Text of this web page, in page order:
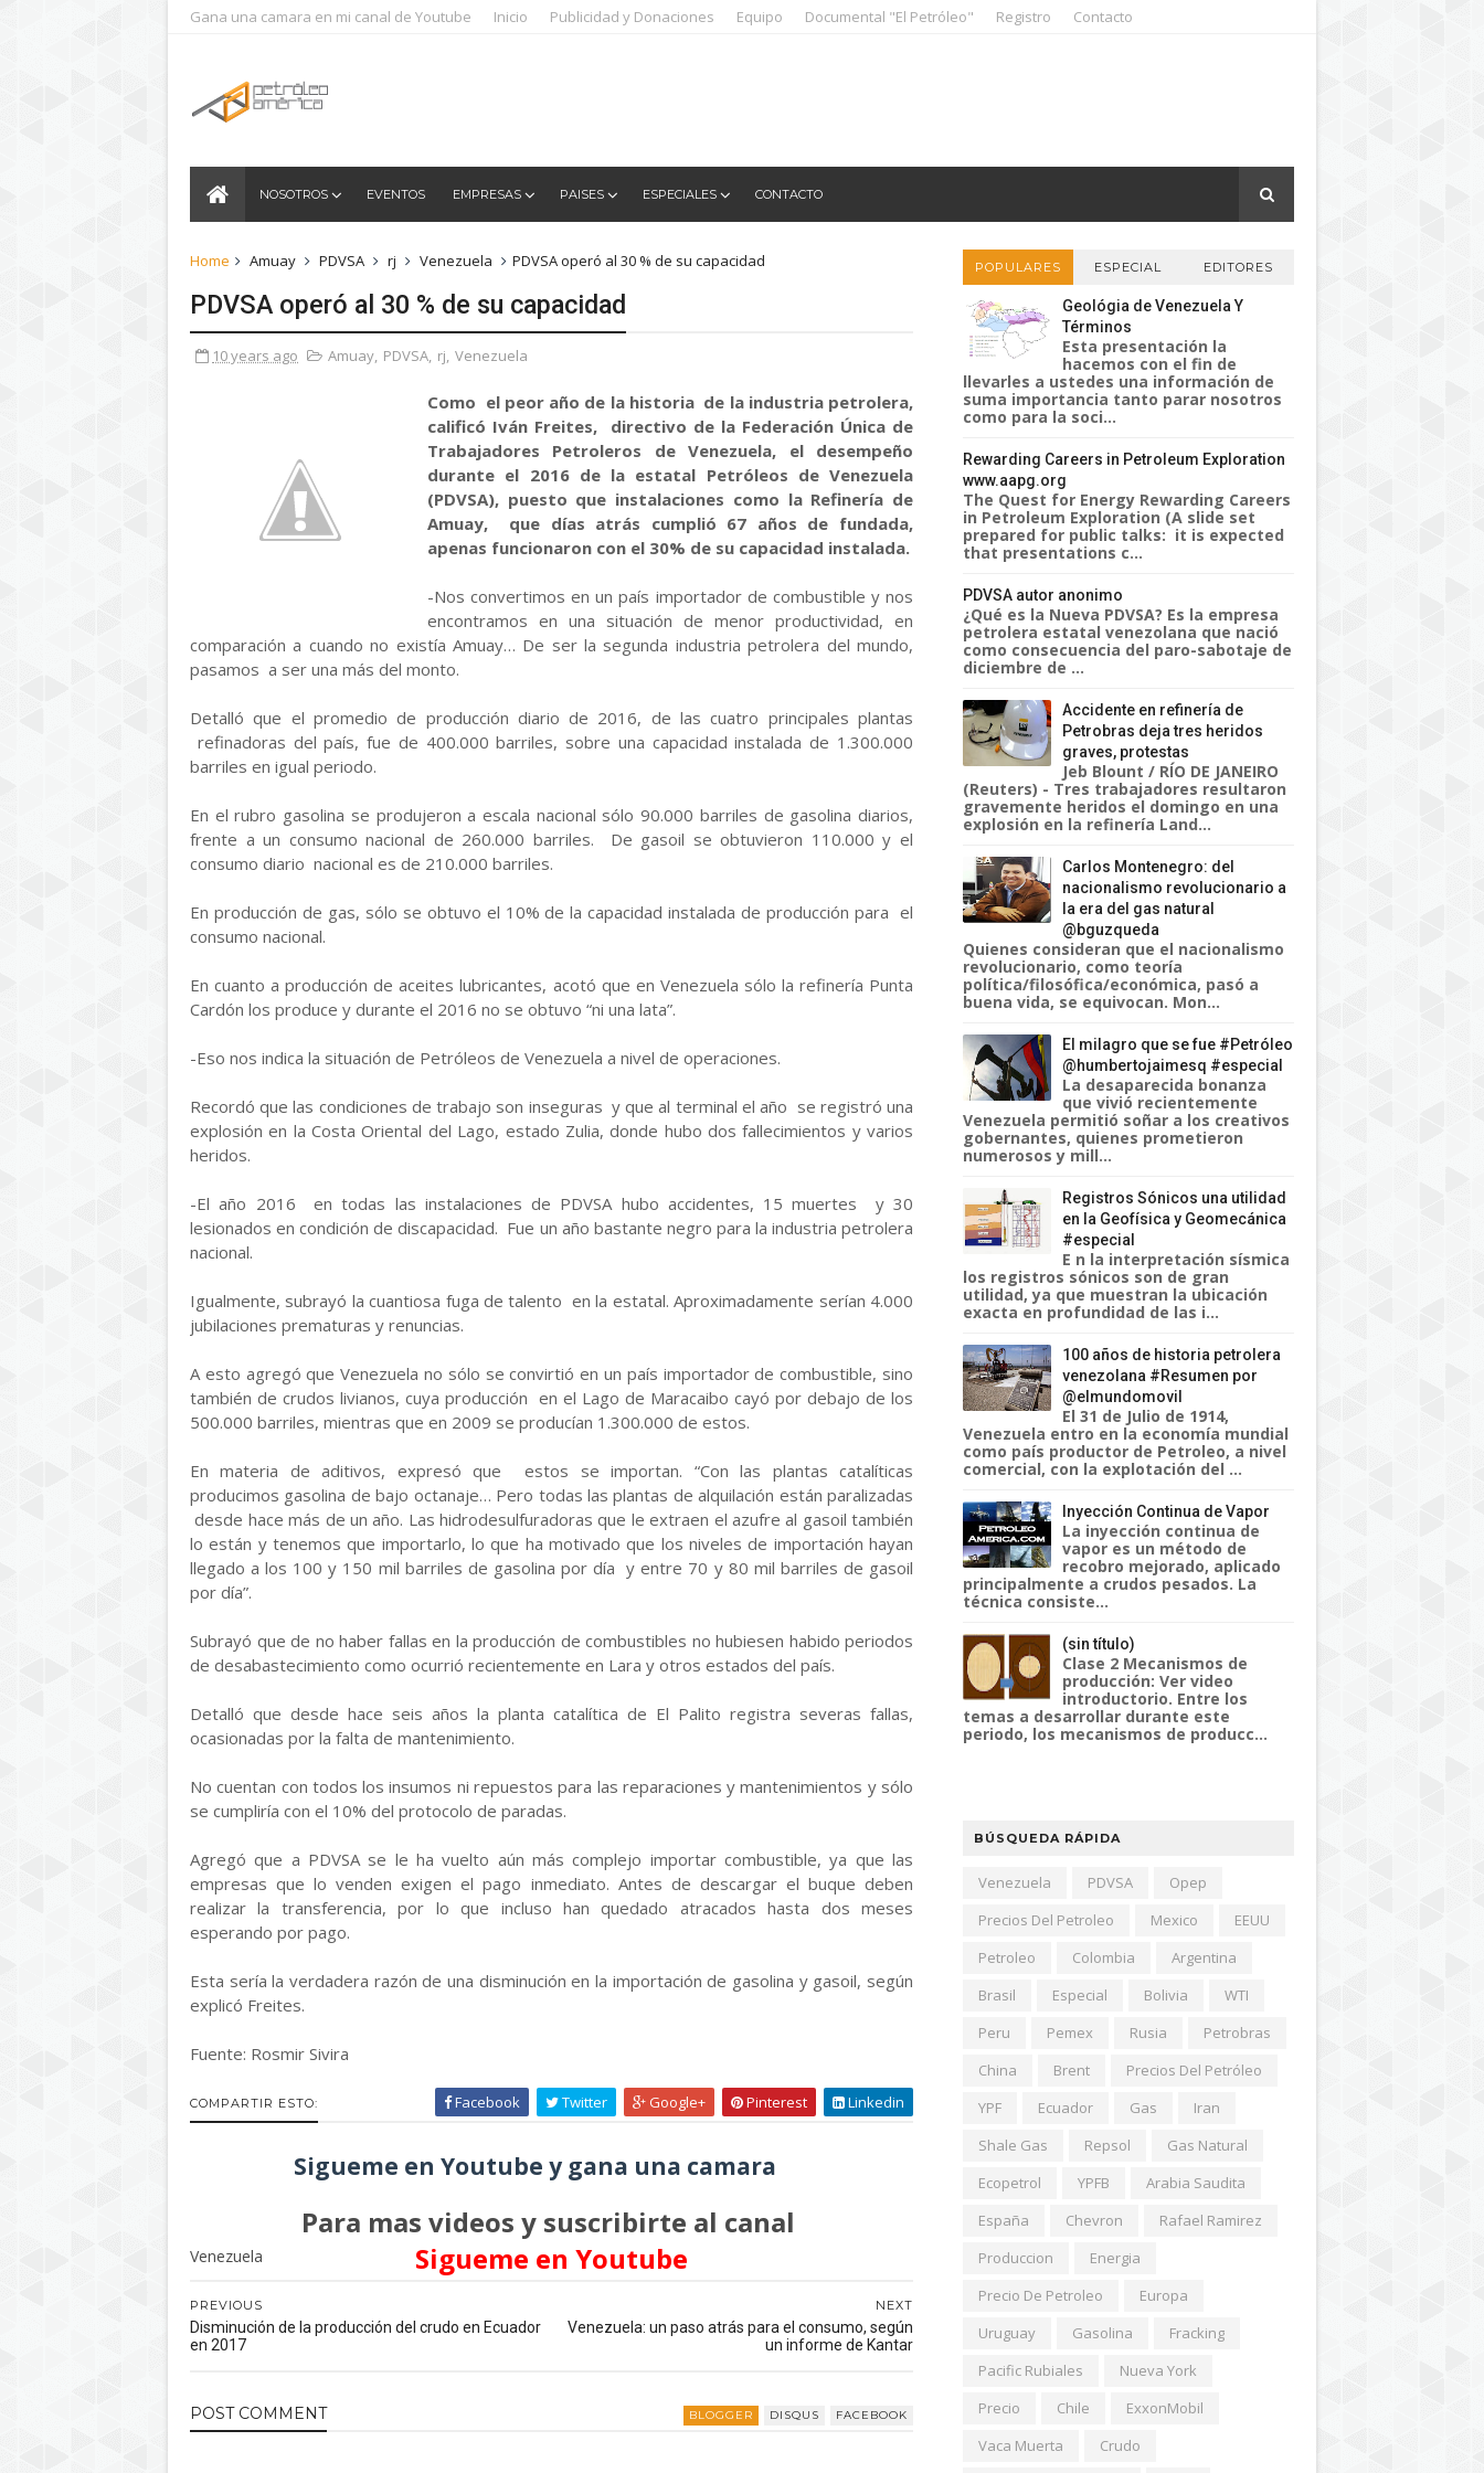
Gana una camara en mi canal de Youtube Inicio Publicidad y Donaciones Equipo Documental "El Petróleo" Registro Contacto
NOSOTROS EVENTOS EMPRESAS PAISES ESPECIALES CONTACTO
Home Amuay PDVSA rj Venezuela PDVSA operó al 30 % de su capacidad
PDVSA operó al 30 % de su capacidad
10 years ago Amuay, PDVSA, rj, Venezuela
Como el peor año de la historia de la industria petrolera,
calificó Iván Freites, directivo de la Federación Única de
Trabajadores Petroleros de Venezuela, el desempeño
durante el 2016 de la estatal Petróleos de Venezuela
(PDVSA), puesto que instalaciones como la Refinería de
Amuay, que días atrás cumplió 67 años de fundada,
apenas funcionaron con el 30% de su capacidad instalada.
-Nos convertimos en un país importador de combustible y nos
encontramos en una situación de menor productividad, en
comparación a cuando no existía Amuay… De ser la segunda industria petrolera del mundo,
pasamos a ser una más del monto.
Detalló que el promedio de producción diario de 2016, de las cuatro principales plantas
refinadoras del país, fue de 400.000 barriles, sobre una capacidad instalada de 1.300.000
barriles en igual periodo.
En el rubro gasolina se produjeron a escala nacional sólo 90.000 barriles de gasolina diarios,
frente a un consumo nacional de 260.000 barriles. De gasoil se obtuvieron 110.000 y el
consumo diario nacional es de 210.000 barriles.
En producción de gas, sólo se obtuvo el 10% de la capacidad instalada de producción para el
consumo nacional.
En cuanto a producción de aceites lubricantes, acotó que en Venezuela sólo la refinería Punta
Cardón los produce y durante el 2016 no se obtuvo “ni una lata”.
-Eso nos indica la situación de Petróleos de Venezuela a nivel de operaciones.
Recordó que las condiciones de trabajo son inseguras y que al terminal el año se registró una
explosión en la Costa Oriental del Lago, estado Zulia, donde hubo dos fallecimientos y varios
heridos.
-El año 2016 en todas las instalaciones de PDVSA hubo accidentes, 15 muertes y 30
lesionados en condición de discapacidad. Fue un año bastante negro para la industria petrolera
nacional.
Igualmente, subrayó la cuantiosa fuga de talento en la estatal. Aproximadamente serían 4.000
jubilaciones prematuras y renuncias.
A esto agregó que Venezuela no sólo se convirtió en un país importador de combustible, sino
también de crudos livianos, cuya producción en el Lago de Maracaibo cayó por debajo de los
500.000 barriles, mientras que en 2009 se producían 1.300.000 de estos.
En materia de aditivos, expresó que estos se importan. “Con las plantas catalíticas
producimos gasolina de bajo octanaje… Pero todas las plantas de alquilación están paralizadas
desde hace más de un año. Las hidrodesulfuradoras que le extraen el azufre al gasoil también
lo están y tenemos que importarlo, lo que ha motivado que los niveles de importación hayan
llegado a los 100 y 150 mil barriles de gasolina por día y entre 70 y 80 mil barriles de gasoil
por día”.
Subrayó que de no haber fallas en la producción de combustibles no hubiesen habido periodos
de desabastecimiento como ocurrió recientemente en Lara y otros estados del país.
Detalló que desde hace seis años la planta catalítica de El Palito registra severas fallas,
ocasionadas por la falta de mantenimiento.
No cuentan con todos los insumos ni repuestos para las reparaciones y mantenimientos y sólo
se cumpliría con el 10% del protocolo de paradas.
Agregó que a PDVSA se le ha vuelto aún más complejo importar combustible, ya que las
empresas que lo venden exigen el pago inmediato. Antes de descargar el buque deben
realizar la transferencia, por lo que incluso han quedado atracados hasta dos meses
esperando por pago.
Esta sería la verdadera razón de una disminución en la importación de gasolina y gasoil, según
explicó Freites.
Fuente: Rosmir Sivira
COMPARTIR ESTO: Facebook Twitter Google+ Pinterest Linkedin
Sigueme en Youtube y gana una camara
Para mas videos y suscribirte al canal
Sigueme en Youtube
Venezuela
NEXT
Venezuela: un paso atrás para el consumo, según
un informe de Kantar
PREVIOUS
Disminución de la producción del crudo en Ecuador
en 2017
POST COMMENT BLOGGER DISQUS FACEBOOK
POPULARES ESPECIAL EDITORES
Geológia de Venezuela Y
Términos
Esta presentación la
hacemos con el fin de
llevarles a ustedes una información de
suma importancia tanto parar nosotros
como para la soci...
Rewarding Careers in Petroleum Exploration
www.aapg.org
The Quest for Energy Rewarding Careers
in Petroleum Exploration (A slide set
prepared for public talks: it is expected
that presentations c...
PDVSA autor anonimo
¿Qué es la Nueva PDVSA? Es la empresa
petrolera estatal venezolana que nació
como consecuencia del paro-sabotaje de
diciembre de ...
Accidente en refinería de
Petrobras deja tres heridos
graves, protestas
Jeb Blount / RÍO DE JANEIRO
(Reuters) - Tres trabajadores resultaron
gravemente heridos el domingo en una
explosión en la refinería Land...
Carlos Montenegro: del
nacionalismo revolucionario a
la era del gas natural
@bguzqueda
Quienes consideran que el nacionalismo
revolucionario, como teoría
política/filosófica/económica, pasó a
buena vida, se equivocan. Mon...
El milagro que se fue #Petróleo
@humbertojaimesq #especial
La desaparecida bonanza
que vivió recientemente
Venezuela permitió soñar a los creativos
gobernantes, quienes prometieron
numerosos y mill...
Registros Sónicos una utilidad
en la Geofísica y Geomecánica
#especial
E n la interpretación sísmica
los registros sónicos son de gran
utilidad, ya que muestran la ubicación
exacta en profundidad de las i...
100 años de historia petrolera
venezolana #Resumen por
@elmundomovil
El 31 de Julio de 1914,
Venezuela entro en la economía mundial
como país productor de Petroleo, a nivel
comercial, con la explotación del ...
Inyección Continua de Vapor
La inyección continua de
vapor es un método de
recobro mejorado, aplicado
principalmente a crudos pesados. La
técnica consiste...
(sin título)
Clase 2 Mecanismos de
producción: Ver video
introductorio. Entre los
temas a desarrollar durante este
periodo, los mecanismos de producc...
BÚSQUEDA RÁPIDA
Venezuela PDVSA
Opep
Precios Del Petroleo
Mexico
EEUU
Petroleo
Colombia
Argentina
Brasil
Especial Bolivia
WTI
Peru
Pemex Rusia
Petrobras
China
Brent
Precios Del Petróleo
YPF
Ecuador Gas
Iran
Shale Gas
Repsol
Gas Natural
Ecopetrol
YPFB
Arabia Saudita
España
Chevron
Rafael Ramirez
Produccion
Energia
Precio De Petroleo
Europa
Uruguay
Gasolina
Fracking
Pacific Rubiales
Nueva York
Precio
Chile
ExxonMobil
Vaca Muerta
Crudo